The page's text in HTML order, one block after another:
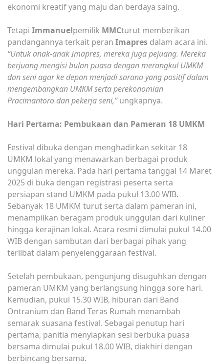
ekonomi kreatif yang maju dan berdaya saing.
Tetapi Immanuelpemilik MMCturut memberikan
pandangannya terkait peran Imapres dalam acara ini.
“Untuk anak-anak Imapres, mereka juga pejuang. Mereka
berjuang mengisi bulan puasa dengan merangkul UMKM
dan seni agar ke depan menjadi sarana yang positif dalam
mengembangkan UMKM serta perekonomian
Pracimantoro dan pekerja seni,”ungkapnya.
Hari Pertama: Pembukaan dan Pameran 18 UMKM
Festival dibuka dengan menghadirkan sekitar 18
UMKM lokal yang menawarkan berbagai produk
unggulan mereka. Pada hari pertama tanggal 14 Maret
2025 di buka dengan registrasi peserta serta
persiapan stand UMKM pada pukul 13.00 WIB.
Sebanyak 18 UMKM turut serta dalam pameran ini,
menampilkan beragam produk unggulan dari kuliner
hingga kerajinan lokal. Acara resmi dimulai pukul 14.00
WIB dengan sambutan dari berbagai pihak yang
terlibat dalam penyelenggaraan festival.
Setelah pembukaan, pengunjung disuguhkan dengan
pameran UMKM yang berlangsung hingga sore hari.
Kemudian, pukul 15.30 WIB, hiburan dari Band
Ontranium dan Band Teras Rumah menambah
semarak suasana festival. Sebagai penutup hari
pertama, panitia menyiapkan sesi berbuka puasa
bersama dimulai pukul 18.00 WIB, diakhiri dengan
berbincang bersama.